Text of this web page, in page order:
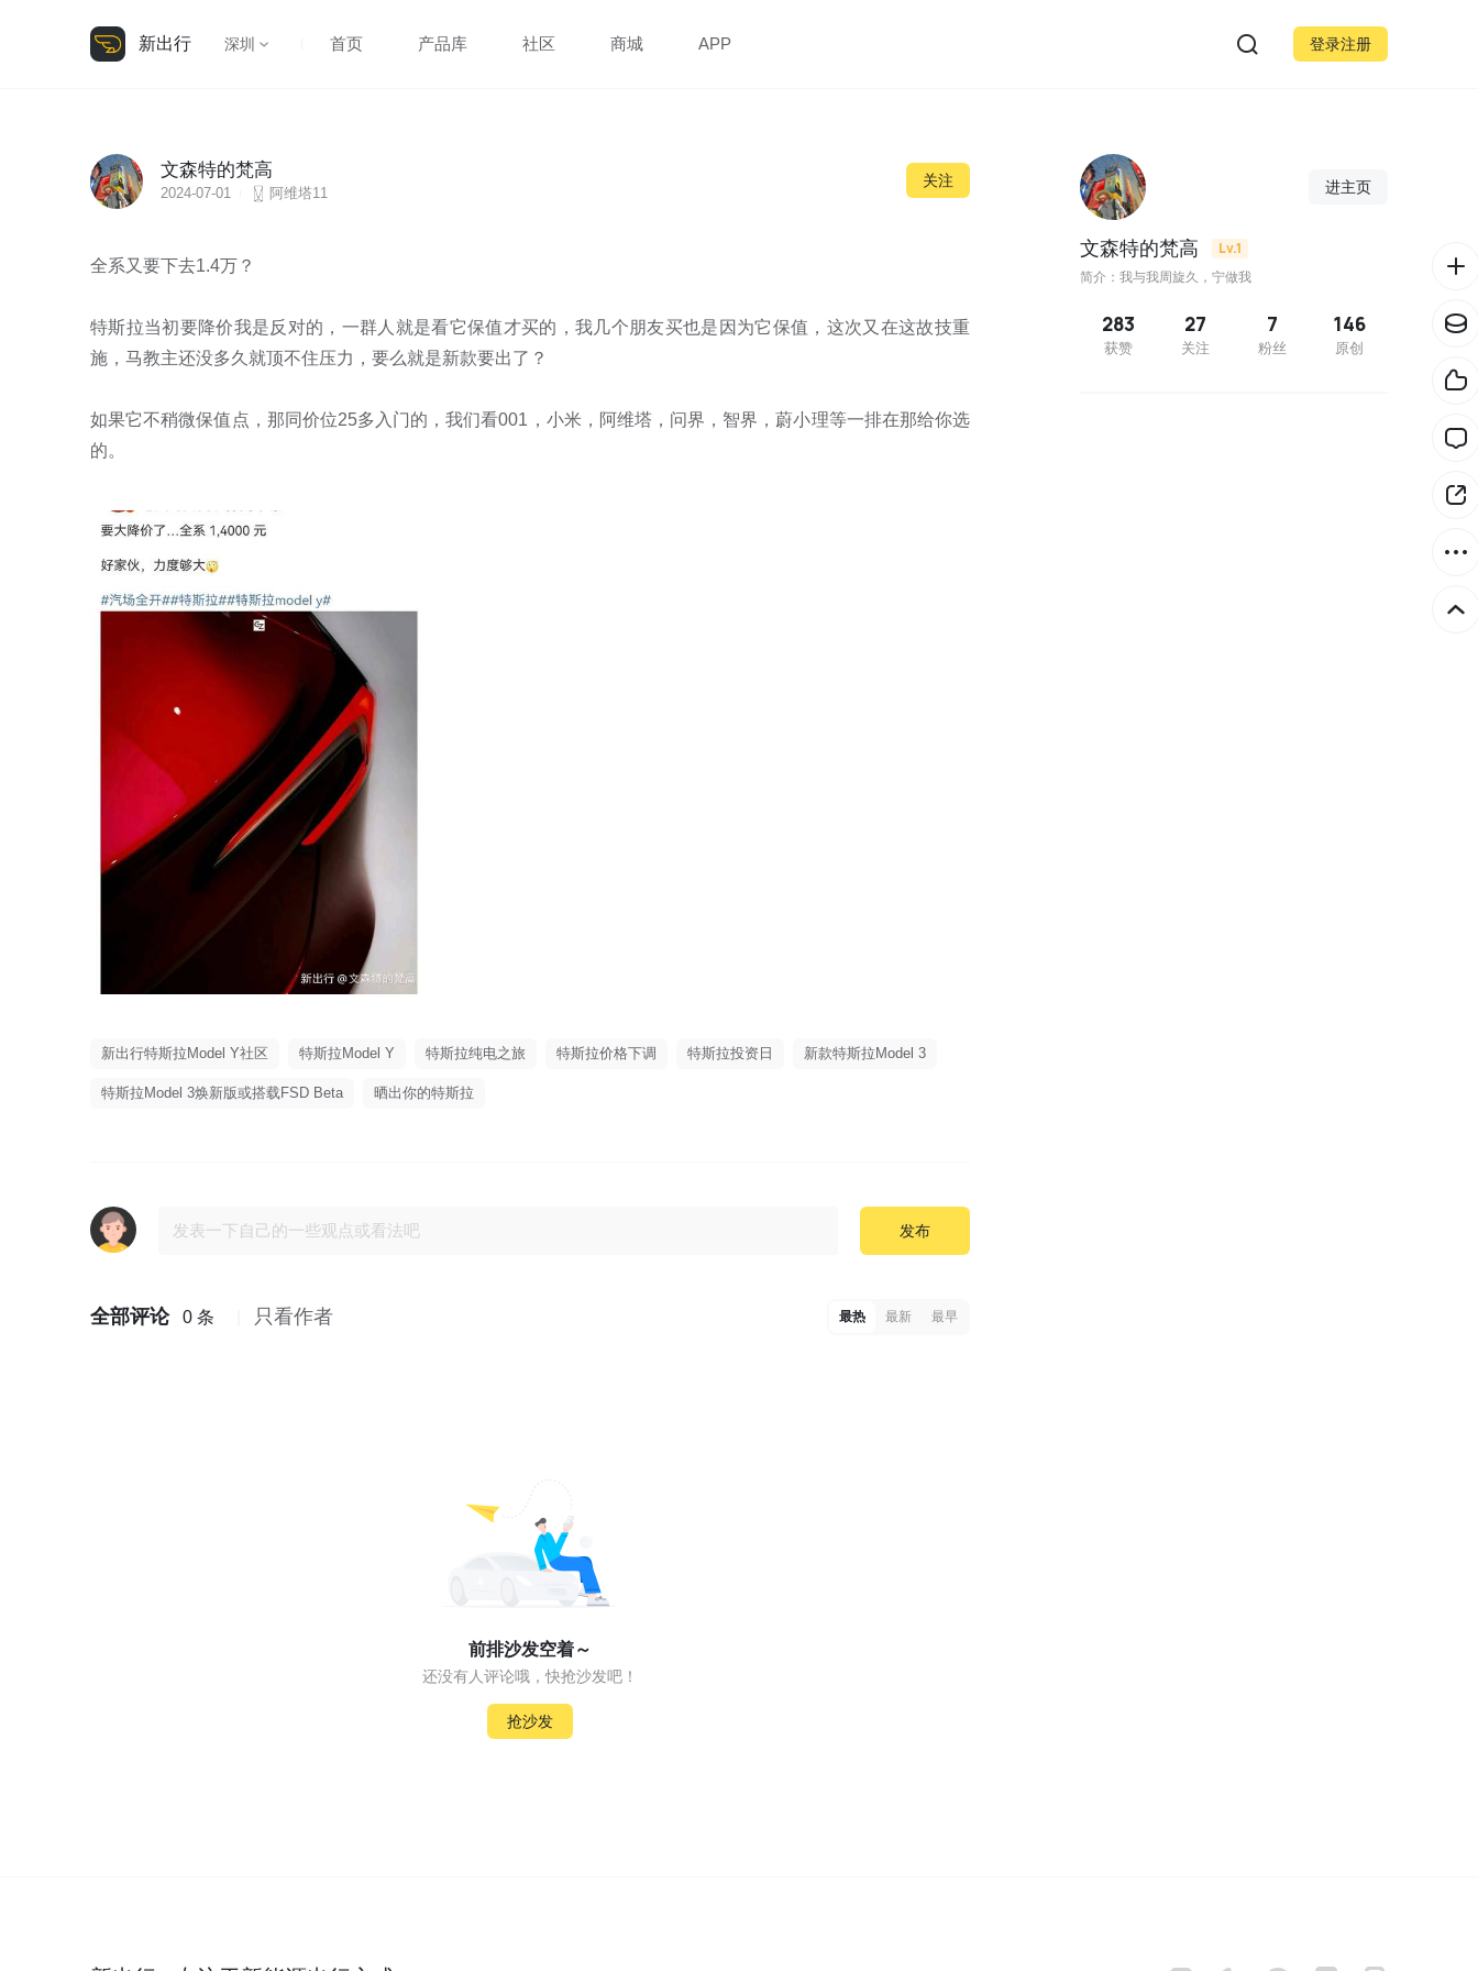
新出行 深圳 首页 产品库 社区 商城 APP 登录注册
文森特的梵高
2024-07-01 阿维塔11
关注
全系又要下去1.4万？
特斯拉当初要降价我是反对的，一群人就是看它保值才买的，我几个朋友买也是因为它保值，这次又在这故技重
施，马教主还没多久就顶不住压力，要么就是新款要出了？
如果它不稍微保值点，那同价位25多入门的，我们看001，小米，阿维塔，问界，智界，蔚小理等一排在那给你选
新出行特斯拉Model Y社区 特斯拉Model Y 特斯拉纯电之旅 特斯拉价格下调 特斯拉投资日 新款特斯拉Model 3
特斯拉Model 3焕新版或搭载FSD Beta 晒出你的特斯拉
发布
全部评论 0 条 只看作者 最热 最新 最早
前排沙发空着～
还没有人评论哦，快抢沙发吧！
抢沙发
进主页
文森特的梵高 Lv.1
简介：我与我周旋久，宁做我
283
获赞
27
关注
7
粉丝
146
原创